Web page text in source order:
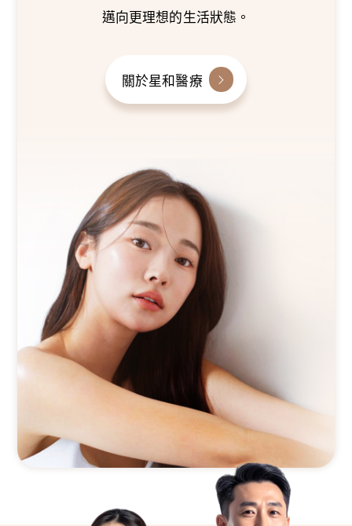
邁向更理想的生活狀態。
關於星和醫療